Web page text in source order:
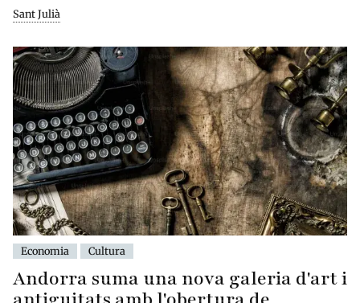
Sant Julià
Economia Cultura
Andorra suma una nova galeria d'art i